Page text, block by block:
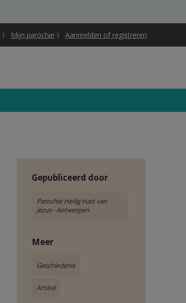
Mijn parochie Aanmelden of registreren
Gepubliceerd door
Parochie Heilig Hart van
Jezus - Antwerpen
Meer
Geschiedenis
Artikel